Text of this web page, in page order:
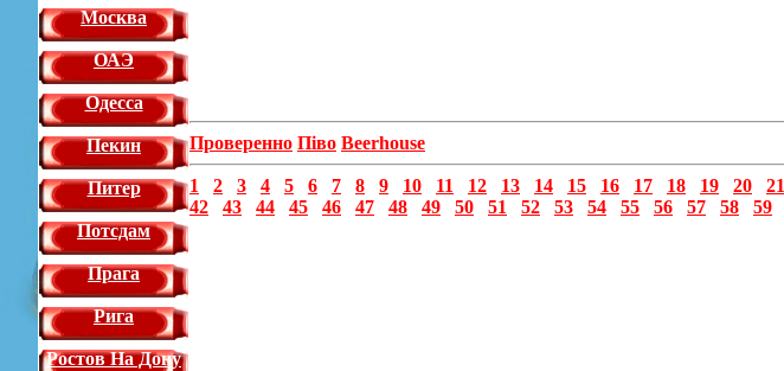
Москва
ОАЭ
Одесса
Пекин
Питер
Потсдам
Прага
Рига
Ростов На Дону
Проверенно Піво Beerhouse
1 2 3 4 5 6 7 8 9 10 11 12 13 14 15 16 17 18 19 20 21
42
43 44 45 46 47 48 49 50 51 52 53 54 55 56 57 58 59